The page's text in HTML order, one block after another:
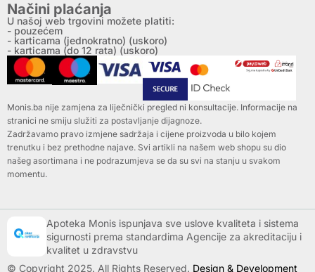
Načini plaćanja
U našoj web trgovini možete platiti:
- pouzećem
- karticama (jednokratno) (uskoro)
- karticama (do 12 rata) (uskoro)
Monis.ba nije zamjena za liječnički pregled ni konsultacije. Informacije na
stranici ne smiju služiti za postavljanje dijagnoze.
Zadržavamo pravo izmjene sadržaja i cijene proizvoda u bilo kojem
trenutku i bez prethodne najave. Svi artikli na našem web shopu su dio
našeg asortimana i ne podrazumjeva se da su svi na stanju u svakom
momentu.
Apoteka Monis ispunjava sve uslove kvaliteta i sistema
sigurnosti prema standardima Agencije za akreditaciju i
kvalitet u zdravstvu
© Copyright 2025. All Rights Reserved. Design & Development